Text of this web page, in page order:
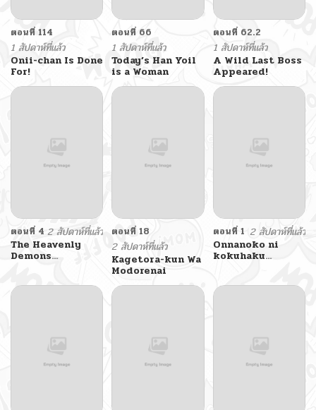
ตอนที่ 114
1 สัปดาห์ที่แล้ว
Onii-chan Is Done
For!
ตอนที่ 66
1 สัปดาห์ที่แล้ว
Today’s Han Yoil
is a Woman
ตอนที่ 62.2
1 สัปดาห์ที่แล้ว
A Wild Last Boss
Appeared!
ตอนที่ 4 2 สัปดาห์ที่แล้ว
The Heavenly
Demons
ตอนที่ 18
2 สัปดาห์ที่แล้ว
Kagetora-kun Wa
Modorenai
ตอนที่ 1 2 สัปดาห์ที่แล้ว
Onnanoko ni
kokuhaku
Sareta Hanashi